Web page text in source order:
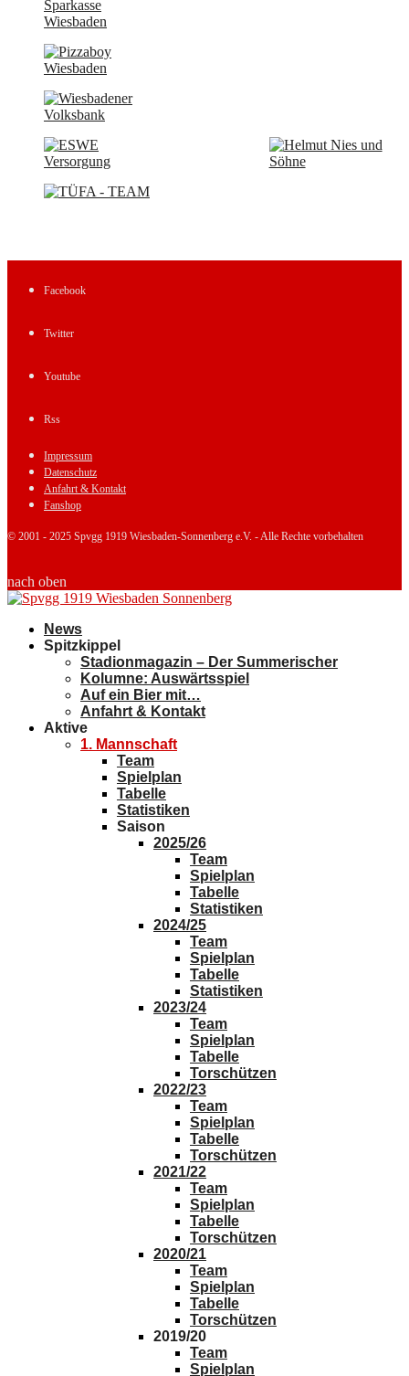
Facebook
Twitter
Youtube
Rss
Impressum
Datenschutz
Anfahrt & Kontakt
Fanshop
© 2001 - 2025 Spvgg 1919 Wiesbaden-Sonnenberg e.V. - Alle Rechte vorbehalten
nach oben
News
Spitzkippel
Stadionmagazin – Der Summerischer
Kolumne: Auswärtsspiel
Auf ein Bier mit…
Anfahrt & Kontakt
Aktive
1. Mannschaft
Team
Spielplan
Tabelle
Statistiken
Saison
2025/26
Team
Spielplan
Tabelle
Statistiken
2024/25
Team
Spielplan
Tabelle
Statistiken
2023/24
Team
Spielplan
Tabelle
Torschützen
2022/23
Team
Spielplan
Tabelle
Torschützen
2021/22
Team
Spielplan
Tabelle
Torschützen
2020/21
Team
Spielplan
Tabelle
Torschützen
2019/20
Team
Spielplan